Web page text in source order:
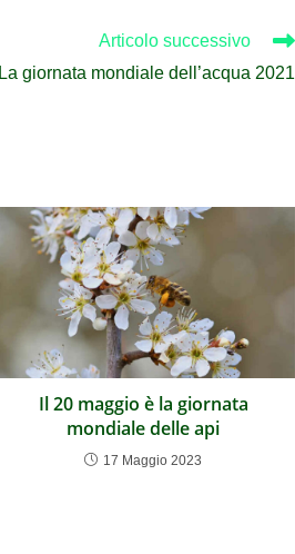
Articolo successivo
La giornata mondiale dell’acqua 2021
Il 20 maggio è la giornata
mondiale delle api
17 Maggio 2023